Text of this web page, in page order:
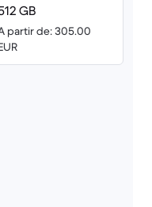
GB
partir de: 305.00